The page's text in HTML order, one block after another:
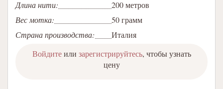
Длина нити:
200 метров
Вес мотка:
50 грамм
Страна производства:
Италия
Войдитеили зарегистрируйтесь, чтобы узнать
цену